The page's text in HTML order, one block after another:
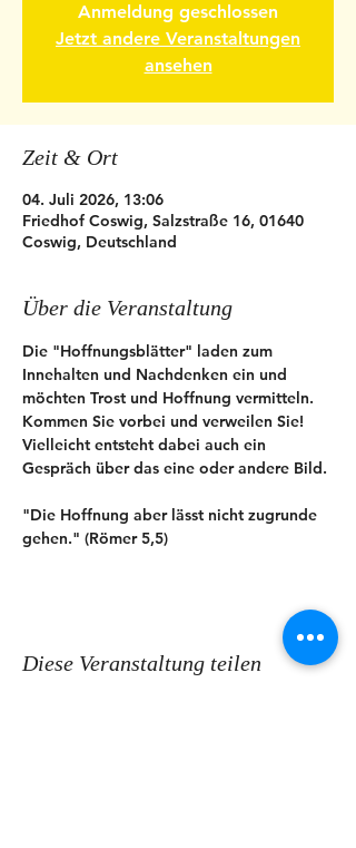
Anmeldung geschlossen
Jetzt andere Veranstaltungen
ansehen
Zeit & Ort
04. Juli 2026, 13:06
Friedhof Coswig, Salzstraße 16, 01640
Coswig, Deutschland
Über die Veranstaltung
Die "Hoffnungsblätter" laden zum
Innehalten und Nachdenken ein und
möchten Trost und Hoffnung vermitteln.
Kommen Sie vorbei und verweilen Sie!
Vielleicht entsteht dabei auch ein
Gespräch über das eine oder andere Bild.
"Die Hoffnung aber lässt nicht zugrunde
gehen." (Römer 5,5)
Diese Veranstaltung teilen